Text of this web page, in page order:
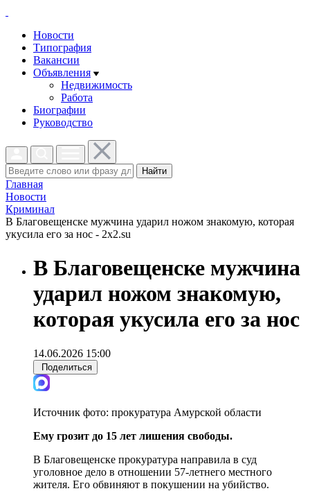
Новости
Типография
Вакансии
Объявления
Недвижимость
Работа
Биографии
Руководство
Найти
Главная
Новости
Криминал
В Благовещенске мужчина ударил ножом знакомую, которая
укусила его за нос - 2x2.su
В Благовещенске мужчина
ударил ножом знакомую,
которая укусила его за нос
14.06.2026 15:00
Поделиться
Источник фото: прокуратура Амурской области
Ему грозит до 15 лет лишения свободы.
В Благовещенске прокуратура направила в суд
уголовное дело в отношении 57-летнего местного
жителя. Его обвиняют в покушении на убийство.